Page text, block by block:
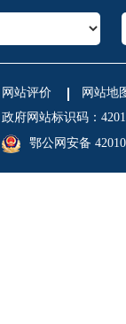
网站评价
网站地
政府网站标识码：
鄂公网安备